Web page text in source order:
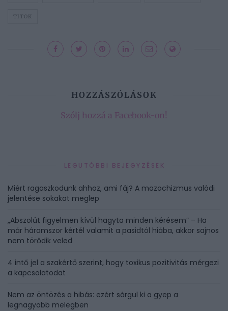
TITOK
HOZZÁSZÓLÁSOK
Szólj hozzá a Facebook-on!
LEGUTÓBBI BEJEGYZÉSEK
Miért ragaszkodunk ahhoz, ami fáj? A mazochizmus valódi
jelentése sokakat meglep
„Abszolút figyelmen kívül hagyta minden kérésem” – Ha
már háromszor kértél valamit a pasidtól hiába, akkor sajnos
nem törődik veled
4 intő jel a szakértő szerint, hogy toxikus pozitivitás mérgezi
a kapcsolatodat
Nem az öntözés a hibás: ezért sárgul ki a gyep a
legnagyobb melegben